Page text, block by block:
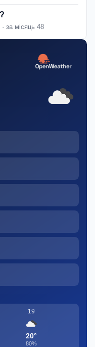
за місяць 48
19
20°
80%